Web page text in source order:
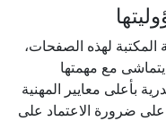
لهذه الصفحات،
يتماشى مع مهمتها
بأعلى معايير المهنية
على ضرورة الاعتماد على